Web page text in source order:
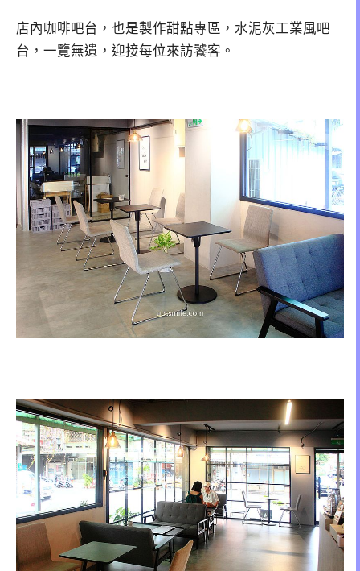
店內咖啡吧台，也是製作甜點專區，水泥灰工業風吧
台，一覽無遺，迎接每位來訪饕客。